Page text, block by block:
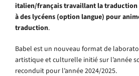
italien/françaistravaillant la traduction
à des lycéens (option langue) pour
traduction.
Babel est un nouveau format de
artistique et culturelle initié sur l’année
reconduit pour l’année 2024/2025.